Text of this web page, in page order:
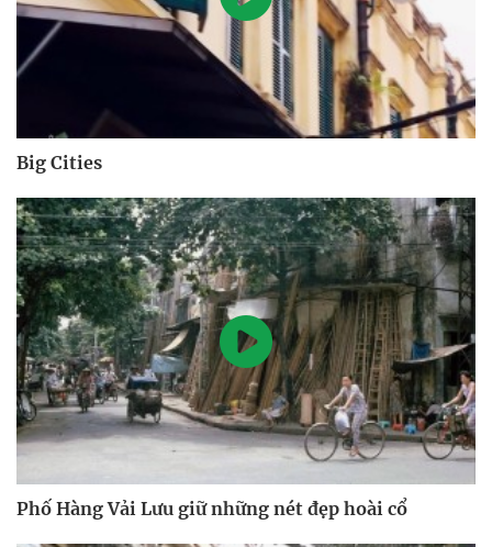
Big Cities
Phố Hàng Vải Lưu giữ những nét đẹp hoài cổ